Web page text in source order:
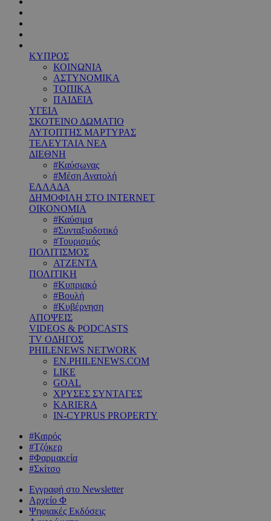
ΚΥΠΡΟΣ
ΚΟΙΝΩΝΙΑ
ΑΣΤΥΝΟΜΙΚΑ
ΤΟΠΙΚΑ
ΠΑΙΔΕΙΑ
ΥΓΕΙΑ
ΣΚΟΤΕΙΝΟ ΔΩΜΑΤΙΟ
ΑΥΤΟΠΤΗΣ ΜΑΡΤΥΡΑΣ
ΤΕΛΕΥΤΑΙΑ ΝΕΑ
ΔΙΕΘΝΗ
#Καύσωνας
#Μέση Ανατολή
ΕΛΛΑΔΑ
ΔΗΜΟΦΙΛΗ ΣΤΟ INTERNET
ΟΙΚΟΝΟΜΙΑ
#Καύσιμα
#Συνταξιοδοτικό
#Τουρισμός
ΠΟΛΙΤΙΣΜΟΣ
ΑΤΖΕΝΤΑ
ΠΟΛΙΤΙΚΗ
#Κυπριακό
#Βουλή
#Κυβέρνηση
ΑΠΟΨΕΙΣ
VIDEOS & PODCASTS
TV ΟΔΗΓΟΣ
PHILENEWS NETWORK
EN.PHILENEWS.COM
LIKE
GOAL
ΧΡΥΣΕΣ ΣΥΝΤΑΓΕΣ
KARIERA
IN-CYPRUS PROPERTY
#Καιρός
#Τζόκερ
#Φαρμακεία
#Σκίτσο
Εγγραφή στο Newsletter
Αρχείο Φ
Ψηφιακές Εκδόσεις